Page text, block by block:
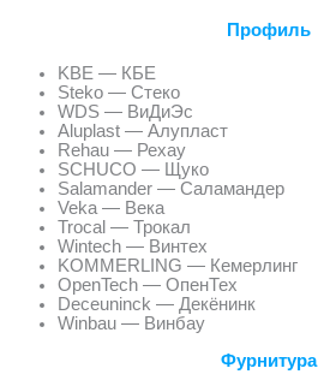
Профиль
KBE — КБЕ
Steko — Стеко
WDS — ВиДиЭс
Aluplast — Алупласт
Rehau — Рехау
SCHUCO — Щуко
Salamander — Саламандер
Veka — Века
Trocal — Трокал
Wintech — Винтех
KOMMERLING — Кемерлинг
OpenTech — ОпенТех
Deceuninck — Декёнинк
Winbau — Винбау
Фурнитура